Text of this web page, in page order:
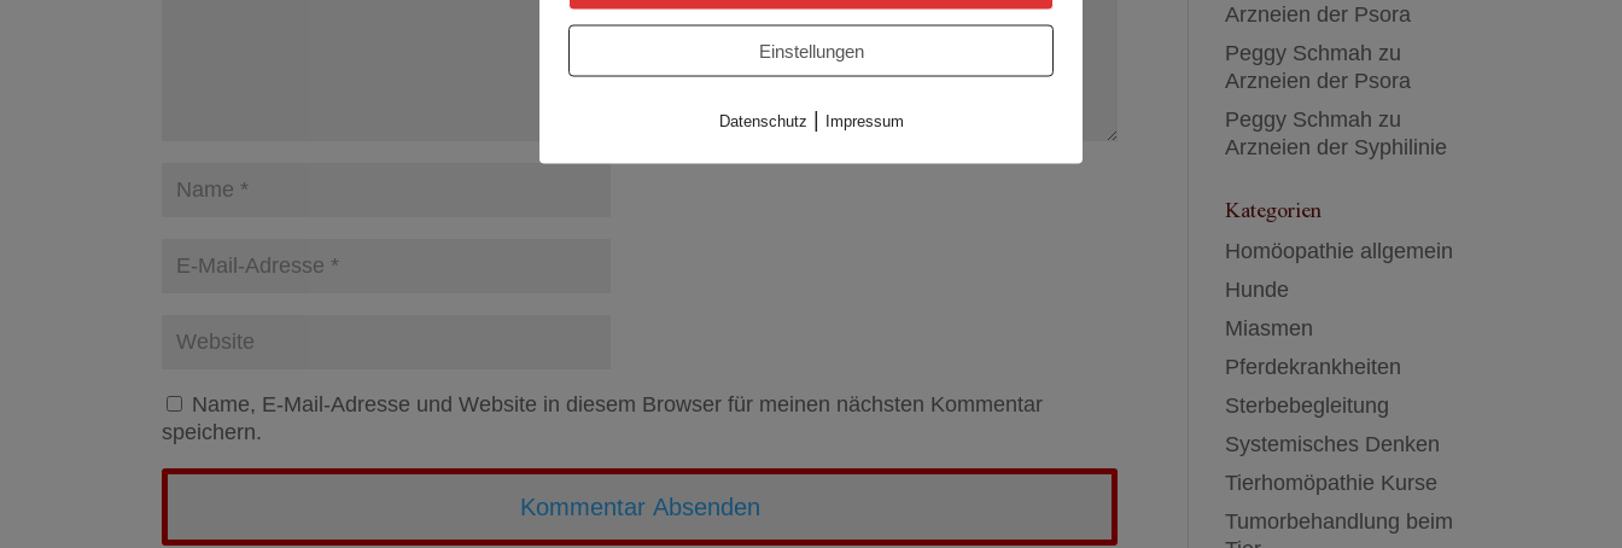
Name, E-Mail-Adresse und Website in diesem Browser für meinen nächsten Kommentar
speichern.
Arzneien der Psora
Peggy Schmah zu
Arzneien der Psora
Peggy Schmah zu
Arzneien der Syphilinie
Kategorien
Homöopathie allgemein
Hunde
Miasmen
Pferdekrankheiten
Sterbebegleitung
Systemisches Denken
Tierhomöpathie Kurse
Tumorbehandlung beim
Einstellungen
Datenschutz | Impressum